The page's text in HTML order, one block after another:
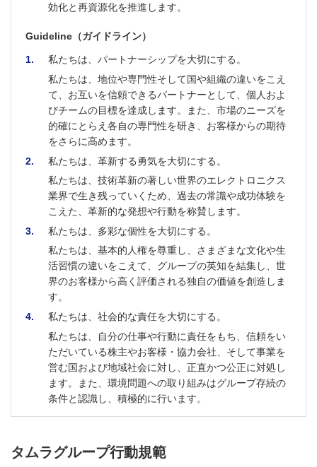
効化と再資源化を推進します。
Guideline（ガイドライン）
1
私たちは、パートナーシップを大切にする。
私たちは、地位や専門性そして国や組織の違いをこえ
て、お互いを信頼できるパートナーとして、個人およ
びチームの目標を達成します。また、市場のニーズを
的確にとらえ各自の専門性を研き、お客様からの期待
をさらに高めます。
2
私たちは、革新する勇気を大切にする。
私たちは、技術革新の著しい世界のエレクトロニクス
業界で生き残っていくため、過去の常識や成功体験を
こえた、革新的な発想や行動を称賛します。
3
私たちは、多彩な個性を大切にする。
私たちは、基本的人権を尊重し、さまざまな文化や生
活習慣の違いをこえて、グループの英知を結集し、世
界のお客様から高く評価される独自の価値を創造しま
す。
4
私たちは、社会的な責任を大切にする。
私たちは、自分の仕事や行動に責任をもち、信頼をい
ただいている株主やお客様・協力会社、そして事業を
営む国および地域社会に対し、正直かつ公正に対処し
ます。また、環境問題への取り組みはグループ存続の
条件と認識し、積極的に行います。
タムラグループ行動規範